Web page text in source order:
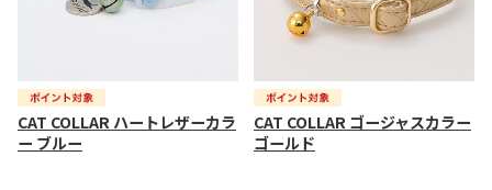
CAT COLLAR ハートレザーカラ
ー ブルー
CAT COLLAR ゴージャスカラー
ゴールド